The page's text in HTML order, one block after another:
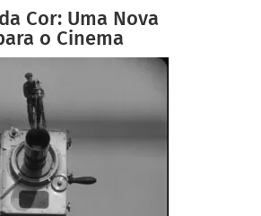
Cor: Uma Nova
o Cinema